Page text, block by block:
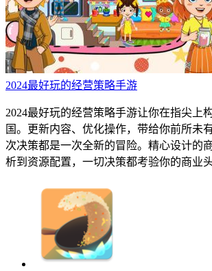
2024最好玩的经营策略手游
2024最好玩的经营策略手游让你在指尖上
国。更新内容、优化操作，带给你前所未
次决策都是一次全新的冒险。精心设计的
析到资源配置，一切决策都考验你的商业头